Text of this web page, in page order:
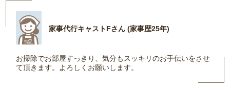
家事代行キャストFさん (家事歴25年)
お掃除でお部屋すっきり、気分もスッキリのお手伝いをさせ
て頂きます。よろしくお願いします。